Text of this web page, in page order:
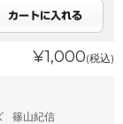
¥1,000(税込)
篠山紀信